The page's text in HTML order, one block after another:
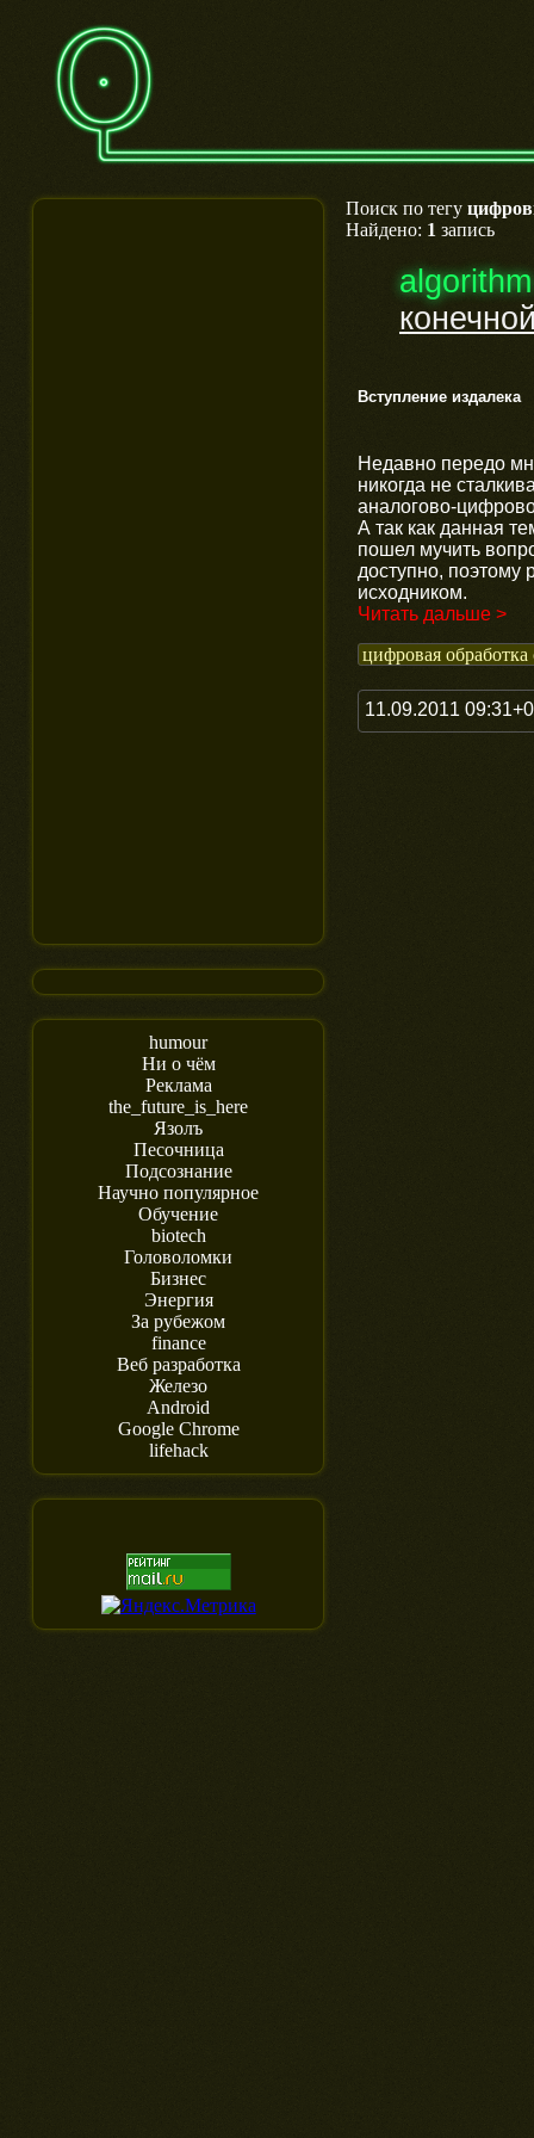
humour
Ни о чём
Реклама
the_future_is_here
Язолъ
Песочница
Подсознание
Научно популярное
Обучение
biotech
Головоломки
Бизнес
Энергия
За рубежом
finance
Веб разработка
Железо
Android
Google Chrome
lifehack
Поиск по тегу
Найдено: 1 запись
algorithm
Вступление издалека
Недавно передо
никогда не
аналогово-
А так как данная
пошел мучить
доступно, поэтому
исходником.
Читать дальше >
цифровая обработка
11.09.2011